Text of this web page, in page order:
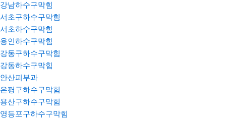
강남하수구막힘
서초구하수구막힘
서초하수구막힘
용인하수구막힘
강동구하수구막힘
강동하수구막힘
안산피부과
은평구하수구막힘
용산구하수구막힘
영등포구하수구막힘